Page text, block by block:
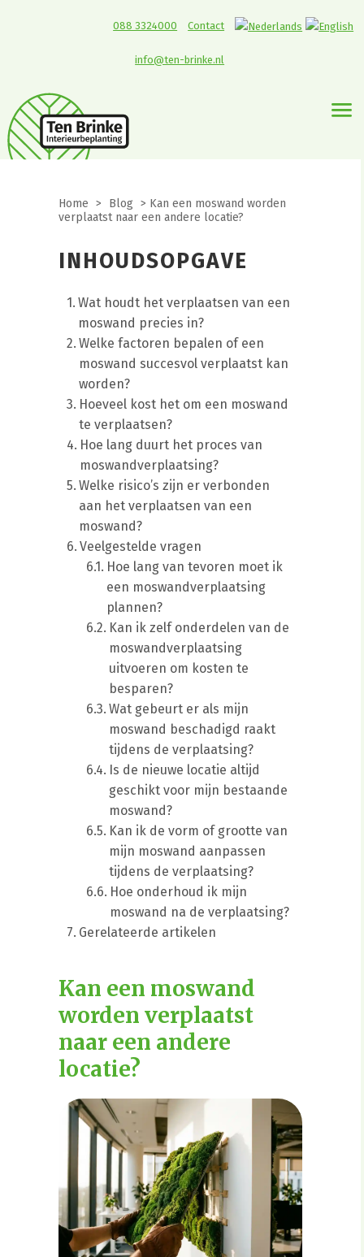
Contact
088 3324000
info@ten-brinke.nl
Home > Blog > Kan een moswand worden
verplaatst naar een andere locatie?
INHOUDSOPGAVE
Wat houdt het verplaatsen van een
moswand precies in?
Welke factoren bepalen of een
moswand succesvol verplaatst kan
worden?
Hoeveel kost het om een moswand
te verplaatsen?
Hoe lang duurt het proces van
moswandverplaatsing?
Welke risico’s zijn er verbonden
aan het verplaatsen van een
moswand?
Veelgestelde vragen
Hoe lang van tevoren moet ik
een moswandverplaatsing
plannen?
Kan ik zelf onderdelen van de
moswandverplaatsing
uitvoeren om kosten te
besparen?
Wat gebeurt er als mijn
moswand beschadigd raakt
tijdens de verplaatsing?
Is de nieuwe locatie altijd
geschikt voor mijn bestaande
moswand?
Kan ik de vorm of grootte van
mijn moswand aanpassen
tijdens de verplaatsing?
Hoe onderhoud ik mijn
moswand na de verplaatsing?
Gerelateerde artikelen
Kan een moswand
worden verplaatst
naar een andere
locatie?